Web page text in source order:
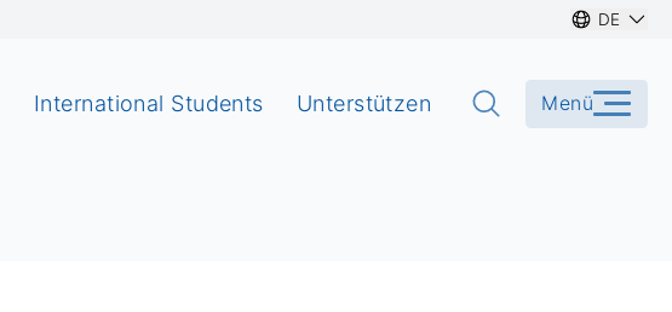
DE
International Students Unterstützen Menü